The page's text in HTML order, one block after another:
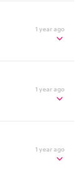
1 year ago
1 year ago
1 year ago